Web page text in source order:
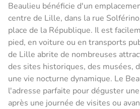
Beaulieu bénéficie d'un
centre de Lille, dans la rue
place de la République. Il est
pied, en voiture ou en transports
de Lille abrite de nombreuses
des sites historiques, des musées,
une vie nocturne dynamique. Le
l'adresse parfaite pour déguster
après une journée de visites ou